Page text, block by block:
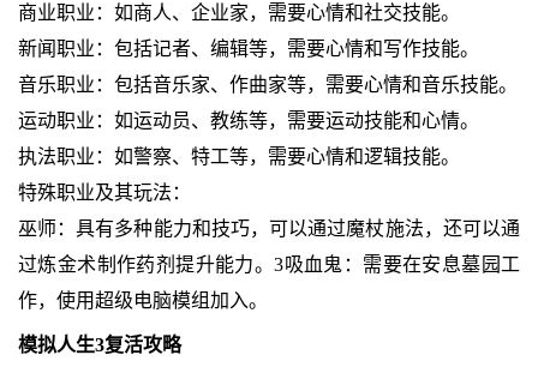
商业职业：如商人、企业家，需要心情和社交技能。
新闻职业：包括记者、编辑等，需要心情和写作技能。
音乐职业：包括音乐家、作曲家等，需要心情和音乐技能。
运动职业：如运动员、教练等，需要运动技能和心情。
执法职业：如警察、特工等，需要心情和逻辑技能。
特殊职业及其玩法：
巫师：具有多种能力和技巧，可以通过魔杖施法，还可以通
过炼金术制作药剂提升能力。3吸血鬼：需要在安息墓园工
作，使用超级电脑模组加入。
模拟人生3复活攻略